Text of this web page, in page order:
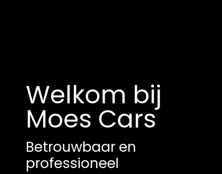
Welkom bij
Moes Cars
Betrouwbaar en
professioneel